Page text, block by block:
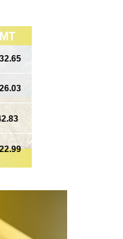
Especializada de